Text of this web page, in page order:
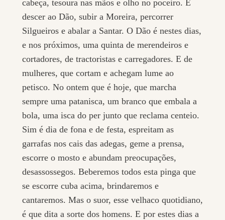
cabeça, tesoura nas mãos e olho no poceiro. É
descer ao Dão, subir a Moreira, percorrer
Silgueiros e abalar a Santar. O Dão é nestes dias,
e nos próximos, uma quinta de merendeiros e
cortadores, de tractoristas e carregadores. E de
mulheres, que cortam e achegam lume ao
petisco. No ontem que é hoje, que marcha
sempre uma patanisca, um branco que embala a
bola, uma isca do per junto que reclama centeio.
Sim é dia de fona e de festa, espreitam as
garrafas nos cais das adegas, geme a prensa,
escorre o mosto e abundam preocupações,
desassossegos. Beberemos todos esta pinga que
se escorre cuba acima, brindaremos e
cantaremos. Mas o suor, esse velhaco quotidiano,
é que dita a sorte dos homens. E por estes dias a